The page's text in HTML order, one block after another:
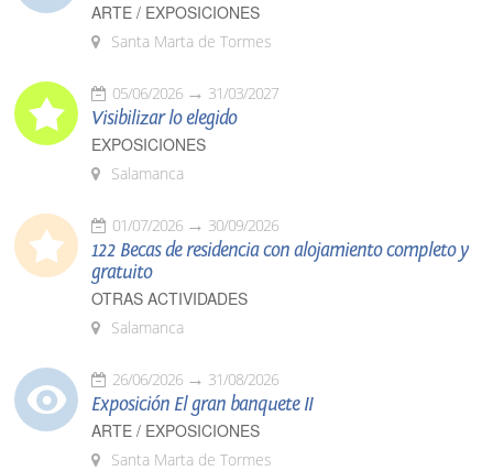
ARTE / EXPOSICIONES
Santa Marta de Tormes
05/06/2026 31/03/2027
Visibilizar lo elegido
EXPOSICIONES
Salamanca
01/07/2026 30/09/2026
122 Becas de residencia con alojamiento completo y
gratuito
OTRAS ACTIVIDADES
Salamanca
26/06/2026 31/08/2026
Exposición El gran banquete II
ARTE / EXPOSICIONES
Santa Marta de Tormes